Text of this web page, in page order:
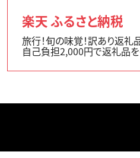
楽天 ふるさと納税
旅行！旬の味覚！訳あり返礼
自己負担2,000円で返礼品を